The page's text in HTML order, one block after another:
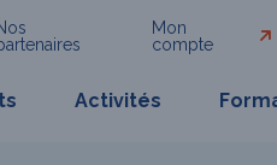
Mon
compte
Activités